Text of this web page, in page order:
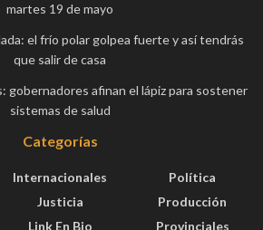
martes 19 de mayo
el frío polar golpea fuerte y así tendrás
que salir de casa
gobernadores afinan el lápiz para sostener
sistemas de salud
Categorías
Internacionales
Justicia
Link En Bio
Política
Producción
Provinciales